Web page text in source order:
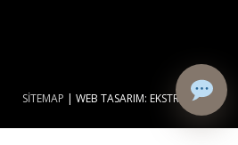
SİTEMAP | WEB TASARIM: EKSTRA WEB